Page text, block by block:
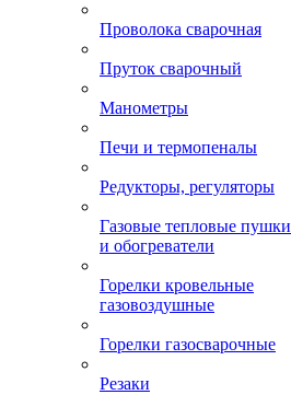
Проволока сварочная
Пруток сварочный
Манометры
Печи и термопеналы
Редукторы, регуляторы
Газовые тепловые пушки
и обогреватели
Горелки кровельные
газовоздушные
Горелки газосварочные
Резаки